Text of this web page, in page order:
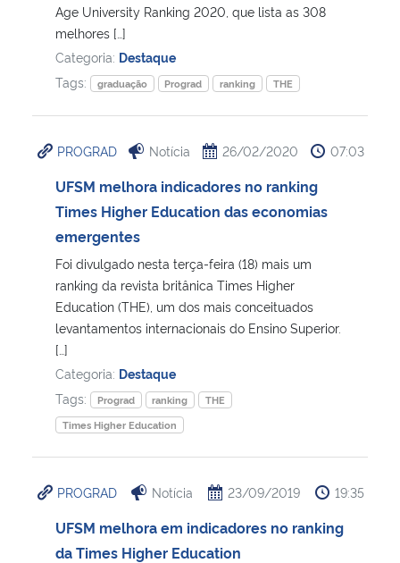
Age University Ranking 2020, que lista as 308
melhores […]
Categoria: Destaque
Tags:
graduação Prograd ranking THE
PROGRAD Notícia 26/02/2020 07:03
UFSM melhora indicadores no ranking
Times Higher Education das economias
emergentes
Foi divulgado nesta terça-feira (18) mais um
ranking da revista britânica Times Higher
Education (THE), um dos mais conceituados
levantamentos internacionais do Ensino Superior.
[…]
Categoria: Destaque
Tags:
Prograd ranking
THE
Times Higher Education
PROGRAD Notícia 23/09/2019 19:35
UFSM melhora em indicadores no ranking
da Times Higher Education